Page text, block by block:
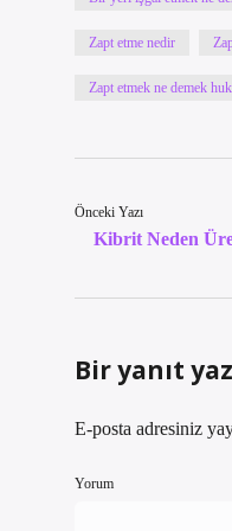
Zapt etme nedir
Zapt etmek ne demek
Önceki Yazı
Kibrit Neden
Bir yanıt
E-posta adresiniz
Yorum